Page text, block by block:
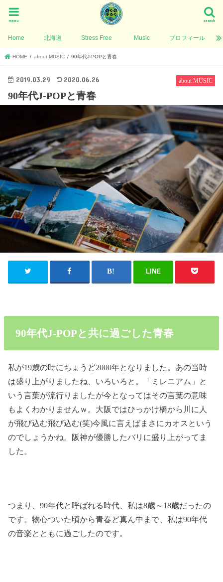
search
menu
Home 北海道 Stress Free Music プロフィール
HOME about MUSIC 90年代J-POPと青春
about MUSIC
2019.03.29 2020.06.26
90年代J-POPと青春
LINE
90年代J-POPと共に過ごした青春
私が19歳の時にちょうど2000年となりました。あの当時
は盛り上がりましたね、いろいろと。「ミレニアム」と
いう言葉が流行りましたが今となってはその言葉の意味
もよくわかりませんｗ。大阪ではひっかけ橋から川に人
が飛び込む飛び込む(笑)今風に言えばまさにカオスという
のでしょうかね。阪神が優勝したバリに盛り上がってま
した。
つまり、90年代と呼ばれる時代、私は8歳～18歳だったの
です。物心ついた頃から青春ど真ん中まで、私は90年代
の音楽とともに過ごしたのです。